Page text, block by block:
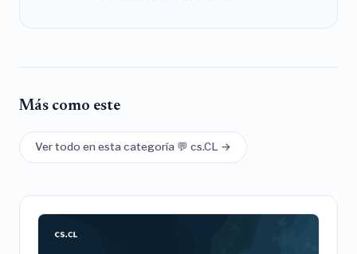
Más como este
Ver todo en esta categoría 💬 cs.CL →